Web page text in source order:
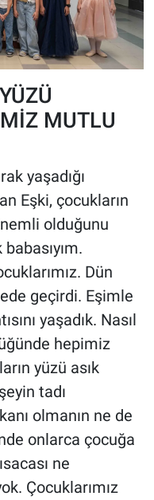
MUTLU
yaşadığı
Eşki, çocukların
olduğunu
Dün
geçirdi. Eşimle
yaşadık. Nasıl
hepimiz
yüzü asık
tadı
olmanın ne de
onlarca çocuğa
ne
Çocuklarımız